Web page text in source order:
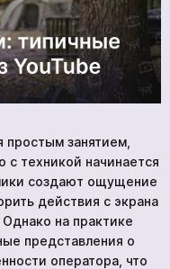
занятием,
с техникой начинается
создают ощущение
действия с экрана
Однако на практике
представления о
оператора, что